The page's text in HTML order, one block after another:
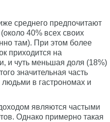
среднего предпочитают
40% всех своих
там). При этом более
приходится на
и чуть меньшая доля (18%)
значительная часть
людьми в гастрономах и
являются частыми
Однако примерно такая